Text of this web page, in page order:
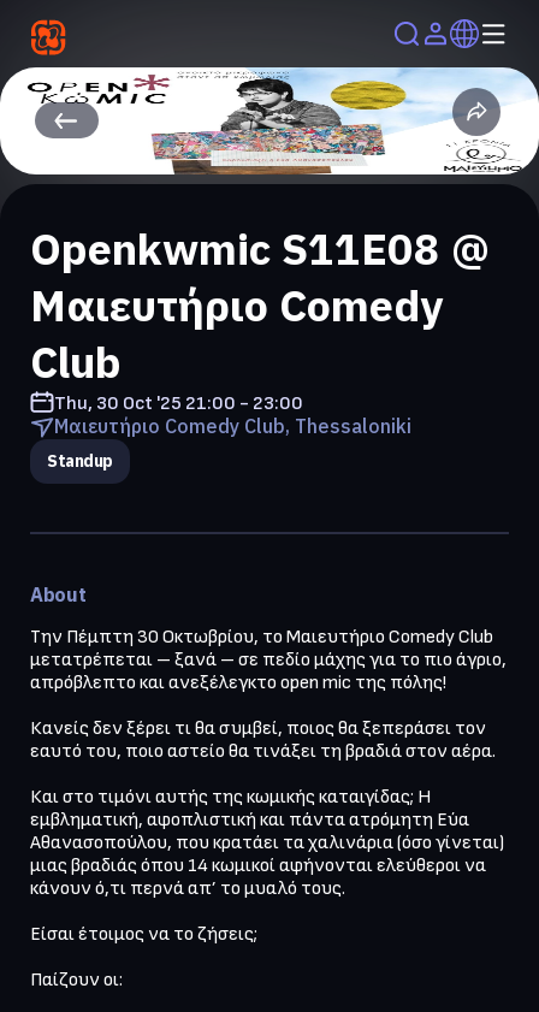
Openkwmic S11E08 @
Μαιευτήριο Comedy
Club
Thu, 30 Oct '25 21:00 - 23:00
Μαιευτήριο Comedy Club, Thessaloniki
Standup
About
Την Πέμπτη 30 Οκτωβρίου, το Μαιευτήριο Comedy Club
μετατρέπεται – ξανά – σε πεδίο μάχης για το πιο άγριο,
απρόβλεπτο και ανεξέλεγκτο open mic της πόλης!
Κανείς δεν ξέρει τι θα συμβεί, ποιος θα ξεπεράσει τον
εαυτό του, ποιο αστείο θα τινάξει τη βραδιά στον αέρα.
Και στο τιμόνι αυτής της κωμικής καταιγίδας; Η
εμβληματική, αφοπλιστική και πάντα ατρόμητη Εύα
Αθανασοπούλου, που κρατάει τα χαλινάρια (όσο γίνεται)
μιας βραδιάς όπου 14 κωμικοί αφήνονται ελεύθεροι να
κάνουν ό,τι περνά απ’ το μυαλό τους.
Είσαι έτοιμος να το ζήσεις;
Παίζουν οι: